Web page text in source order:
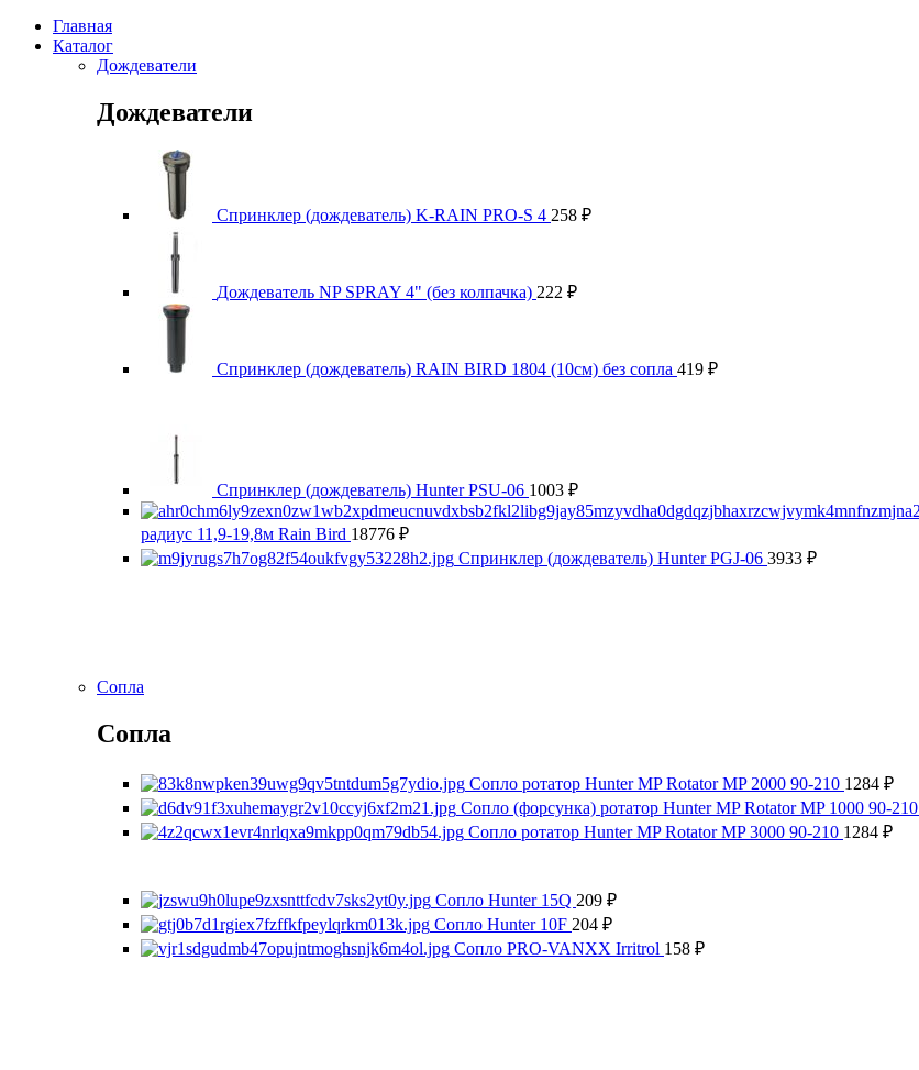
Главная
Каталог
Дождеватели
Дождеватели
Спринклер (дождеватель) K-RAIN PRO-S 4 258 ₽
Дождеватель NP SPRAY 4" (без колпачка) 222 ₽
Спринклер (дождеватель) RAIN BIRD 1804 (10см) без сопла 419 ₽
Спринклер (дождеватель) Hunter PSU-06 1003 ₽
радиус 11,9-19,8м Rain Bird 18776 ₽
Спринклер (дождеватель) Hunter PGJ-06 3933 ₽
Сопла
Сопла
Сопло ротатор Hunter MP Rotator MP 2000 90-210 1284 ₽
Сопло (форсунка) ротатор Hunter MP Rotator MP 1000 90-210
Сопло ротатор Hunter MP Rotator MP 3000 90-210 1284 ₽
Сопло Hunter 15Q 209 ₽
Сопло Hunter 10F 204 ₽
Сопло PRO-VANXX Irritrol 158 ₽